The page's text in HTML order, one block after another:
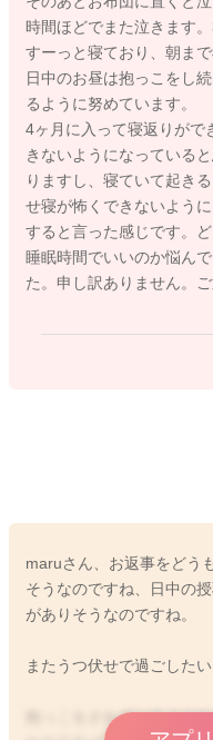
時間ほどでまた泣きます
すーっと寝ており、朝まで
日中のお昼は抱っこをし
るように努めています。
4ヶ月に入って寝返りがで
きないようになっている
りますし、寝ていて起き
せ寝が怖くできないよう
すると言った感じです。
睡眠時間でいいのか悩ん
た。申し訳ありません。
maruさん、お返事をどう
そうなのですね、日中の
がありそうなのですね。
またうつ伏せで過ごした
抱っこをされているよう